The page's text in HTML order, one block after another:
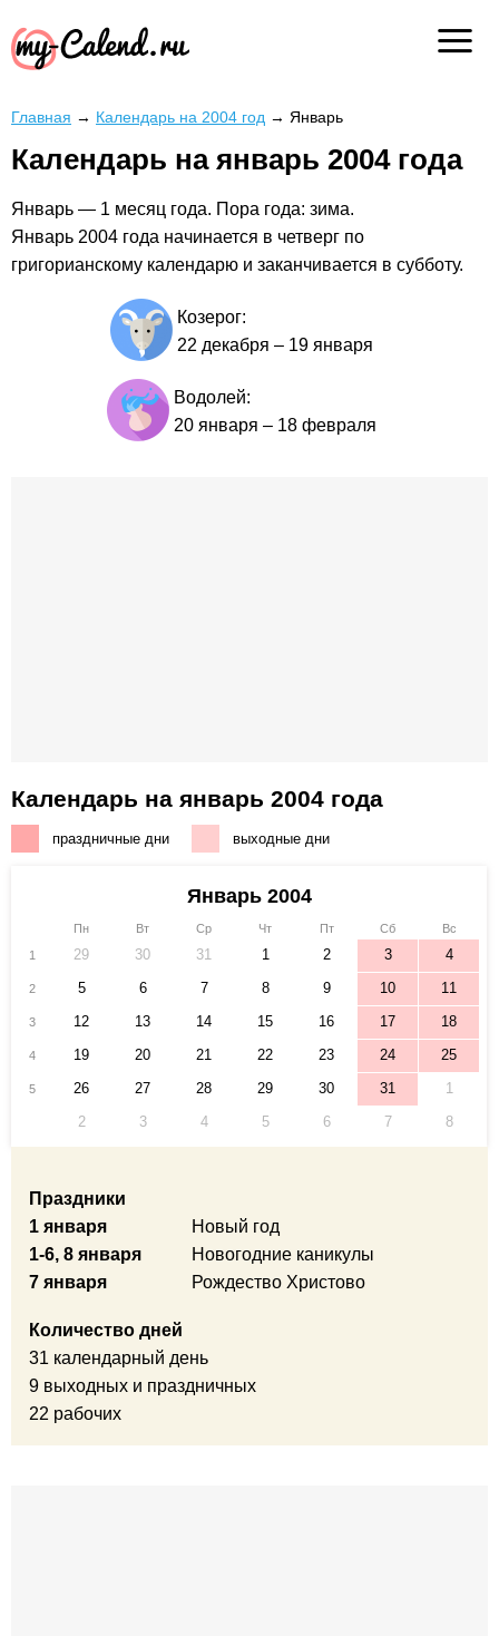
Главная → Календарь на 2004 год → Январь
Календарь на январь 2004 года
Январь — 1 месяц года. Пора года: зима.
Январь 2004 года начинается в четверг по
григорианскому календарю и заканчивается в субботу.
Козерог:
22 декабря – 19 января
Водолей:
20 января – 18 февраля
Календарь на январь 2004 года
праздничные дни выходные дни
Январь 2004
Пн Вт Ср Чт Пт Сб
Вс
1
29 30 31 1 2 3 4
2 5 6 7 8 9 10 11
3 12 13 14 15 16 17 18
4 19 20 21 22 23 24 25
5 26 27 28 29 30 31
1
2
3 4 5 6 7 8
Праздники
1 января
Новый год
1-6, 8 января
Новогодние каникулы
7 января
Рождество Христово
Количество дней
31 календарный день
9 выходных и праздничных
22 рабочих